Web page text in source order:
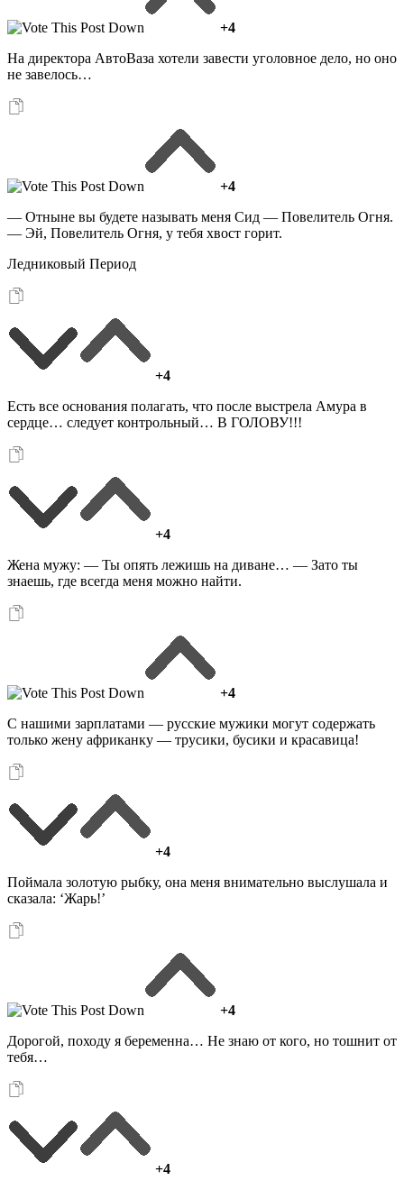
+4
На директора АвтоВаза хотели завести уголовное дело, но оно
не завелось…
+4
— Отныне вы будете называть меня Сид — Повелитель Огня.
— Эй, Повелитель Огня, у тебя хвост горит.
Ледниковый Период
+4
Есть все основания полагать, что после выстрела Амура в
сердце… следует контрольный… В ГОЛОВУ!!!
+4
Жена мужу: — Ты опять лежишь на диване… — Зато ты
знаешь, где всегда меня можно найти.
+4
С нашими зарплатами — русские мужики могут содержать
только жену африканку — трусики, бусики и красавица!
+4
Поймала золотую рыбку, она меня внимательно выслушала и
сказала: ‘Жарь!’
+4
Дорогой, походу я беременна… Не знаю от кого, но тошнит от
тебя…
+4